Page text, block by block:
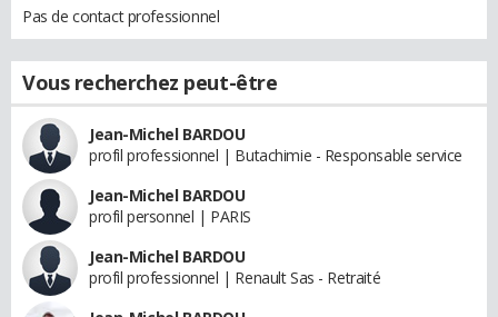
Pas de contact professionnel
Vous recherchez peut-être
Jean-Michel BARDOU
profil professionnel | Butachimie - Responsable service
Jean-Michel BARDOU
profil personnel | PARIS
Jean-Michel BARDOU
profil professionnel | Renault Sas - Retraité